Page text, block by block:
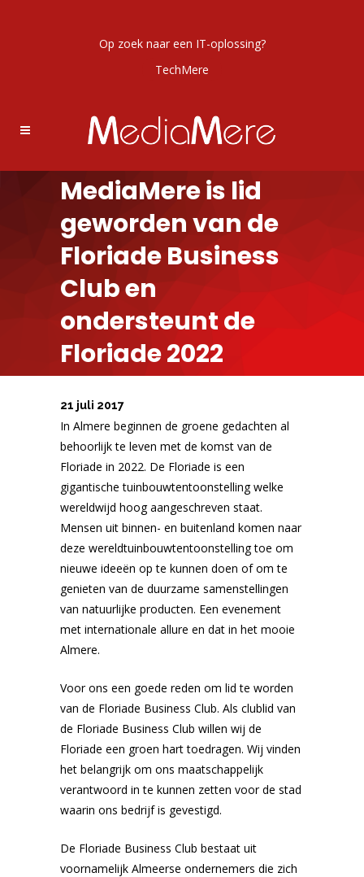
Op zoek naar een IT-oplossing?
TechMere
MediaMere is lid
geworden van de
Floriade Business
Club en
ondersteunt de
Floriade 2022
21 juli 2017
In Almere beginnen de groene gedachten al
behoorlijk te leven met de komst van de
Floriade in 2022. De Floriade is een
gigantische tuinbouwtentoonstelling welke
wereldwijd hoog aangeschreven staat.
Mensen uit binnen- en buitenland komen naar
deze wereldtuinbouwtentoonstelling toe om
nieuwe ideeën op te kunnen doen of om te
genieten van de duurzame samenstellingen
van natuurlijke producten. Een evenement
met internationale allure en dat in het mooie
Almere.
Voor ons een goede reden om lid te worden
van de Floriade Business Club. Als clublid van
de Floriade Business Club willen wij de
Floriade een groen hart toedragen. Wij vinden
het belangrijk om ons maatschappelijk
verantwoord in te kunnen zetten voor de stad
waarin ons bedrijf is gevestigd.
De Floriade Business Club bestaat uit
voornamelijk Almeerse ondernemers die zich